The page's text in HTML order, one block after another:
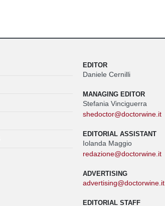
EDITOR
Daniele Cernilli
MANAGING EDITOR
Stefania Vinciguerra
shedoctor@doctorwine.it
EDITORIAL ASSISTANT
Iolanda Maggio
redazione@doctorwine.it
ADVERTISING
advertising@doctorwine.it
EDITORIAL STAFF